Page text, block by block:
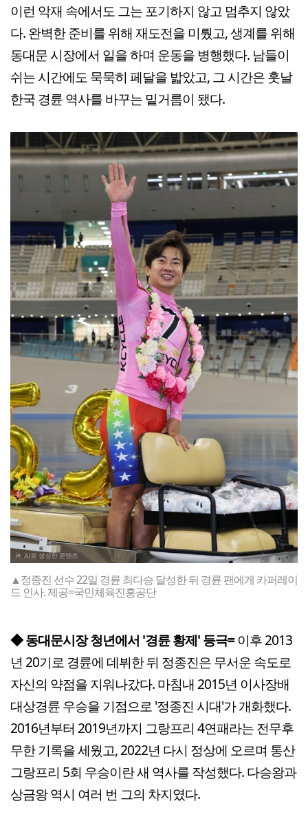
이런 악재 속에서도 그는 포기하지 않고 멈추지 않았
다. 완벽한 준비를 위해 재도전을 미뤘고, 생계를 위해
동대문 시장에서 일을 하며 운동을 병행했다. 남들이
쉬는 시간에도 묵묵히 페달을 밟았고, 그 시간은 훗날
한국 경륜 역사를 바꾸는 밑거름이 됐다.
▲정종진 선수 22일 경륜 최다승 달성한 뒤 경륜 팬에게 카퍼레이
드 인사. 제공=국민체육진흥공단
◆ 동대문시장 청년에서 '경륜 황제' 등극=이후 2013
년 20기로 경륜에 데뷔한 뒤 정종진은 무서운 속도로
자신의 약점을 지워나갔다. 마침내 2015년 이사장배
대상경륜 우승을 기점으로 '정종진 시대'가 개화했다.
2016년부터 2019년까지 그랑프리 4연패라는 전무후
무한 기록을 세웠고, 2022년 다시 정상에 오르며 통산
그랑프리 5회 우승이란 새 역사를 작성했다. 다승왕과
상금왕 역시 여러 번 그의 차지였다.